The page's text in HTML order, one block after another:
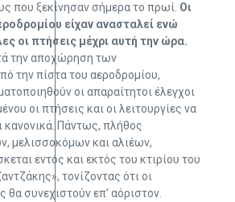
που ξεκίνησαν σήμερα το πρωί. Οι
είχαν ανασταλεί ενώ
οι πτήσεις μέχρι αυτή την ώρα.
την αποχώρηση των
την πίστα του αεροδρομίου,
οι απαραίτητοι έλεγχοι
οι πτήσεις και οι λειτουργίες να
κανονικά. Πάντως, πλήθος
μελισσοκόμων και αλιέων,
εντός και εκτός του κτιρίου του
τονίζοντας ότι οι
θα συνεχιστούν επ’ αόριστον.